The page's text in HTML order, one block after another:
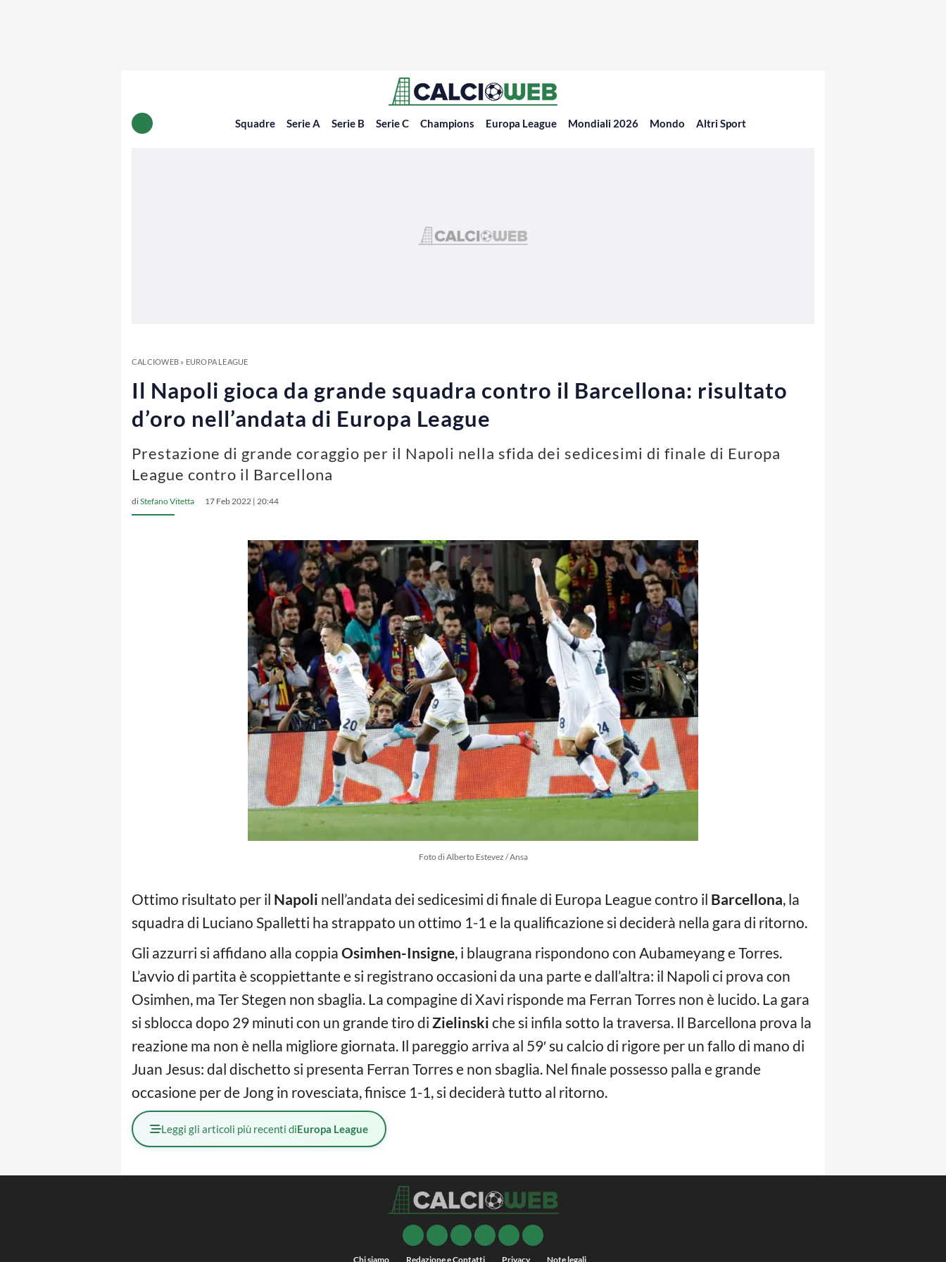
Squadre Serie A Serie B Serie C Champions Europa League Mondiali 2026 Mondo Altri Sport
CALCIOWEB» EUROPA LEAGUE
Il Napoli gioca da grande squadra contro il Barcellona: risultato
d’oro nell’andata di Europa League
Prestazione di grande coraggio per il Napoli nella sfida dei sedicesimi di finale di Europa
League contro il Barcellona
diStefano Vitetta 17 Feb 2022 | 20:44
Foto di Alberto Estevez / Ansa
Ottimo risultato per il Napoli nell’andata dei sedicesimi di finale di Europa League contro il Barcellona, la
squadra di Luciano Spalletti ha strappato un ottimo 1-1 e la qualificazione si deciderà nella gara di ritorno.
Gli azzurri si affidano alla coppia Osimhen-Insigne, i blaugrana rispondono con Aubameyang e Torres.
L’avvio di partita è scoppiettante e si registrano occasioni da una parte e dall’altra: il Napoli ci prova con
Osimhen, ma Ter Stegen non sbaglia. La compagine di Xavi risponde ma Ferran Torres non è lucido. La gara
si sblocca dopo 29 minuti con un grande tiro di Zielinski che si infila sotto la traversa. Il Barcellona prova la
reazione ma non è nella migliore giornata. Il pareggio arriva al 59′ su calcio di rigore per un fallo di mano di
Juan Jesus: dal dischetto si presenta Ferran Torres e non sbaglia. Nel finale possesso palla e grande
occasione per de Jong in rovesciata, finisce 1-1, si deciderà tutto al ritorno.
Leggi gli articoli più recenti diEuropa League
Chi siamo Redazione e Contatti Privacy Note legali